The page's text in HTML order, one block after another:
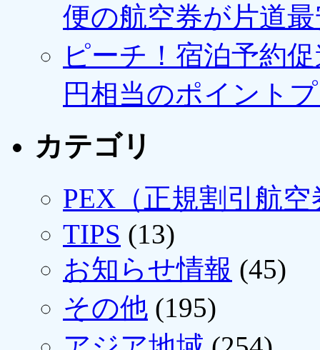
便の航空券が片道最
ピーチ！宿泊予約
円相当のポイント
カテゴリ
PEX（正規割引航空
TIPS (13)
お知らせ情報 (45)
その他 (195)